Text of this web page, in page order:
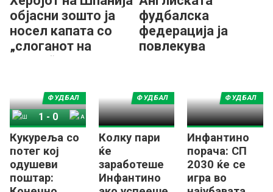
објасни зошто ја
носел капата со
„слоганот на
Трамп“
фудбалска
федерација ја
повлекува
Кукуреља со
потег кој
одушеви
поштар:
ФУДБАЛ
Шпанија
1 - 0
Колку пари
ќе
заработеше
Инфантино
ФУДБАЛ
Инфантино
порача: СП
2030 ќе се
игра во
ФУДБАЛ